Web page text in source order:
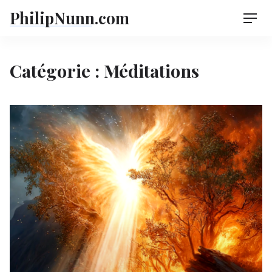
PhilipNunn.com
Catégorie : Méditations